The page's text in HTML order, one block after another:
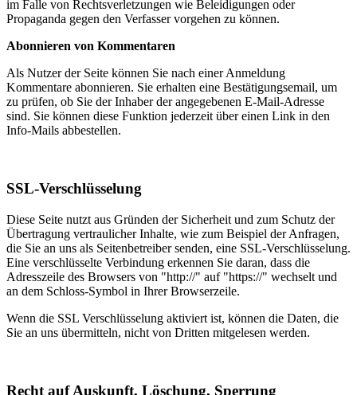
im Falle von Rechtsverletzungen wie Beleidigungen oder
Propaganda gegen den Verfasser vorgehen zu können.
Abonnieren von Kommentaren
Als Nutzer der Seite können Sie nach einer Anmeldung
Kommentare abonnieren. Sie erhalten eine Bestätigungsemail, um
zu prüfen, ob Sie der Inhaber der angegebenen E-Mail-Adresse
sind. Sie können diese Funktion jederzeit über einen Link in den
Info-Mails abbestellen.
SSL-Verschlüsselung
Diese Seite nutzt aus Gründen der Sicherheit und zum Schutz der
Übertragung vertraulicher Inhalte, wie zum Beispiel der Anfragen,
die Sie an uns als Seitenbetreiber senden, eine SSL-Verschlüsselung.
Eine verschlüsselte Verbindung erkennen Sie daran, dass die
Adresszeile des Browsers von "http://" auf "https://" wechselt und
an dem Schloss-Symbol in Ihrer Browserzeile.
Wenn die SSL Verschlüsselung aktiviert ist, können die Daten, die
Sie an uns übermitteln, nicht von Dritten mitgelesen werden.
Recht auf Auskunft, Löschung, Sperrung